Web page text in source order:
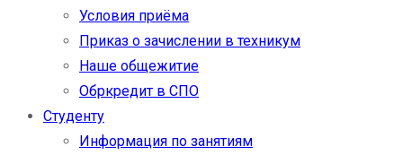
Условия приёма
Приказ о зачислении в техникум
Наше общежитие
Обркредит в СПО
Студенту
Информация по занятиям